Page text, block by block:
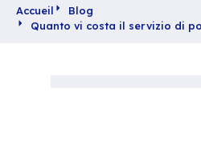
Partager